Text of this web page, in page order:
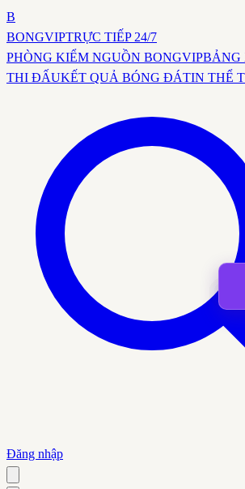
B
BONGVIPTRỰC TIẾP 24/7
PHÒNG KIỂM NGUỒN BONGVIPBẢNG
THI ĐẤUKẾT QUẢ BÓNG ĐÁTIN THỂ
Đăng nhập